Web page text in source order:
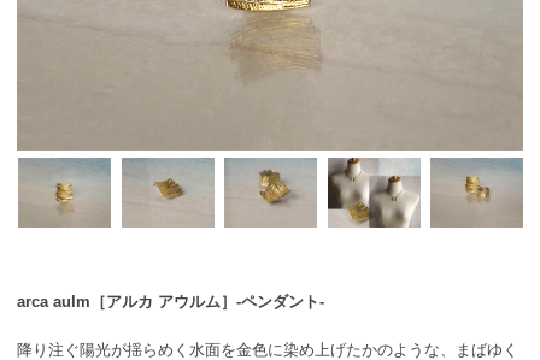
arca aulm［アルカ アウルム］-ペンダント-
降り注ぐ陽光が揺らめく水面を金色に染め上げたかのような、まばゆく